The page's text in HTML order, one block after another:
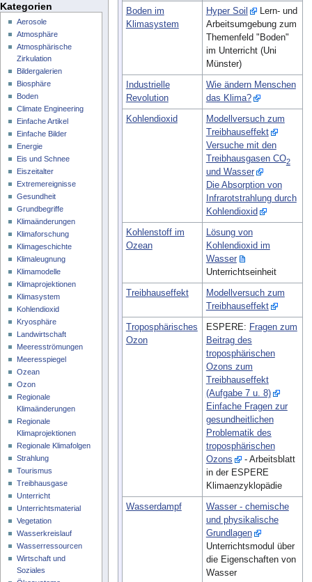
Boden im
Klimasystem
Hyper Soil
Lern- und
Arbeitsumgebung zum
Themenfeld "Boden"
im Unterricht (Uni
Münster)
Industrielle
Revolution
Wie ändern Menschen
das Klima?
Kohlendioxid
Modellversuch zum
Treibhauseffekt
Versuche mit den
Treibhausgasen CO2
und Wasser
Die Absorption von
Infrarotstrahlung durch
Kohlendioxid
Kohlenstoff im
Ozean
Lösung von
Kohlendioxid im
Wasser
Unterrichtseinheit
Treibhauseffekt
Modellversuch zum
Treibhauseffekt
Troposphärisches
Ozon
ESPERE: Fragen zum
Beitrag des
troposphärischen
Ozons zum
Treibhauseffekt
(Aufgabe 7 u. 8)
Einfache Fragen zur
gesundheitlichen
Problematik des
troposphärischen
Ozons
- Arbeitsblatt
in der ESPERE
Klimaenzyklopädie
Wasserdampf
Wasser - chemische
und physikalische
Grundlagen
Unterrichtsmodul über
die Eigenschaften von
Wasser
Kategorien
Aerosole
Atmosphäre
Atmosphärische
Zirkulation
Bildergalerien
Biosphäre
Boden
Climate Engineering
Einfache Artikel
Einfache Bilder
Energie
Eis und Schnee
Eiszeitalter
Extremereignisse
Gesundheit
Grundbegriffe
Klimaänderungen
Klimaforschung
Klimageschichte
Klimaleugnung
Klimamodelle
Klimaprojektionen
Klimasystem
Kohlendioxid
Kryosphäre
Landwirtschaft
Meeresströmungen
Meeresspiegel
Ozean
Ozon
Regionale
Klimaänderungen
Regionale
Klimaprojektionen
Regionale Klimafolgen
Strahlung
Tourismus
Treibhausgase
Unterricht
Unterrichtsmaterial
Vegetation
Wasserkreislauf
Wasserressourcen
Wirtschaft und
Soziales